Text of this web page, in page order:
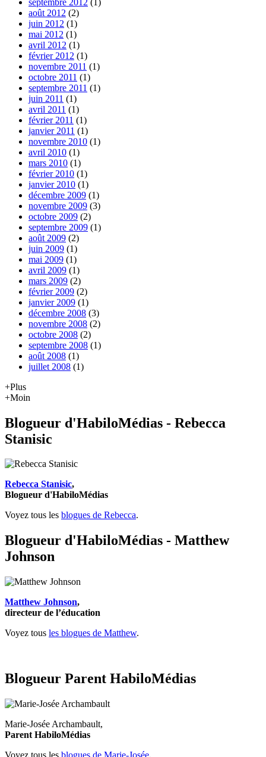
août 2012 (2)
juin 2012 (1)
mai 2012 (1)
avril 2012 (1)
février 2012 (1)
novembre 2011 (1)
octobre 2011 (1)
septembre 2011 (1)
juin 2011 (1)
avril 2011 (1)
février 2011 (1)
janvier 2011 (1)
novembre 2010 (1)
avril 2010 (1)
mars 2010 (1)
février 2010 (1)
janvier 2010 (1)
décembre 2009 (1)
novembre 2009 (3)
octobre 2009 (2)
septembre 2009 (1)
août 2009 (2)
juin 2009 (1)
mai 2009 (1)
avril 2009 (1)
mars 2009 (2)
février 2009 (2)
janvier 2009 (1)
décembre 2008 (3)
novembre 2008 (2)
octobre 2008 (2)
septembre 2008 (1)
août 2008 (1)
juillet 2008 (1)
+Plus
+Moin
Blogueur d'HabiloMédias - Rebecca
Stanisic
Rebecca Stanisic,
Blogueur d'HabiloMédias
Voyez tous les blogues de Rebecca.
Blogueur d'HabiloMédias - Matthew
Johnson
Matthew Johnson,
directeur de l’éducation
Voyez tous les blogues de Matthew.
Blogueur Parent HabiloMédias
Marie-Josée Archambault,
Parent HabiloMédias
Voyez tous les blogues de Marie-Josée.